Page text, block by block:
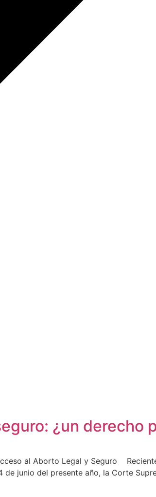
¿un derecho
al Aborto Legal y Seguro
de junio del presente año, la Corte